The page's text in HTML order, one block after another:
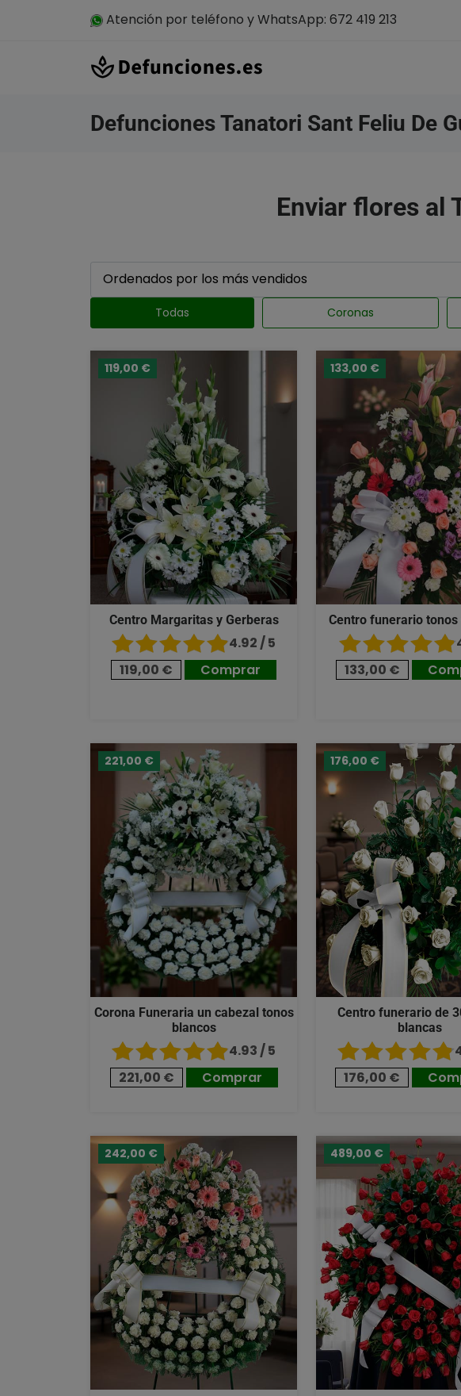
Atención por teléfono y WhatsApp: 672 419 213
Defunciones Tanatori Sant Feliu De
Enviar flores al
Todas Coronas
119,00 €
Centro Margaritas y Gerberas
4.92 / 5
119,00 €
Comprar
133,00 €
Centro funerario
133,00 €
221,00 €
Corona Funeraria un cabezal tonos
blancos
4.93 / 5
221,00 €
Comprar
176,00 €
Centro funerario de
blancas
176,00 €
242,00 € 489,00 €